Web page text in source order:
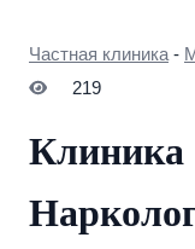
Частная клиника -
219